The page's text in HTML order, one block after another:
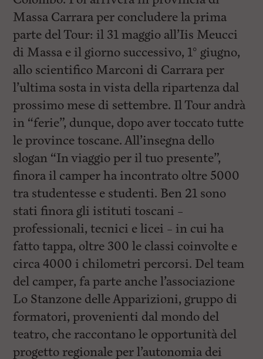
Massa Carrara per concludere la prima
parte del Tour: il 31 maggio all’Iis Meucci
di Massa e il giorno successivo, 1° giugno,
allo scientifico Marconi di Carrara per
l’ultima sosta in vista della ripartenza dal
prossimo mese di settembre. Il Tour andrà
in “ferie”, dunque, dopo aver toccato tutte
le province toscane. All’insegna dello
slogan “In viaggio per il tuo presente”,
finora il camper ha incontrato oltre 5000
tra studentesse e studenti. Ben 21 sono
stati finora gli istituti toscani –
professionali, tecnici e licei – in cui ha
fatto tappa, oltre 300 le classi coinvolte e
circa 4000 i chilometri percorsi. Del team
del camper, fa parte anche l’associazione
Lo Stanzone delle Apparizioni, gruppo di
formatori, provenienti dal mondo del
teatro, che raccontano le opportunità del
progetto regionale per l’autonomia dei